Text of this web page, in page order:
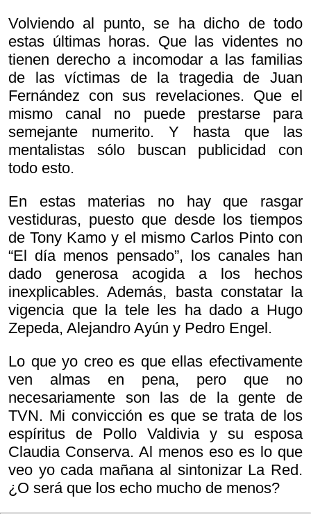
Volviendo al punto, se ha dicho de todo
estas últimas horas. Que las videntes no
tienen derecho a incomodar a las familias
de las víctimas de la tragedia de Juan
Fernández con sus revelaciones. Que el
mismo canal no puede prestarse para
semejante numerito. Y hasta que las
mentalistas sólo buscan publicidad con
todo esto.
En estas materias no hay que rasgar
vestiduras, puesto que desde los tiempos
de Tony Kamo y el mismo Carlos Pinto con
“El día menos pensado”, los canales han
dado generosa acogida a los hechos
inexplicables. Además, basta constatar la
vigencia que la tele les ha dado a Hugo
Zepeda, Alejandro Ayún y Pedro Engel.
Lo que yo creo es que ellas efectivamente
ven almas en pena, pero que no
necesariamente son las de la gente de
TVN. Mi convicción es que se trata de los
espíritus de Pollo Valdivia y su esposa
Claudia Conserva. Al menos eso es lo que
veo yo cada mañana al sintonizar La Red.
¿O será que los echo mucho de menos?